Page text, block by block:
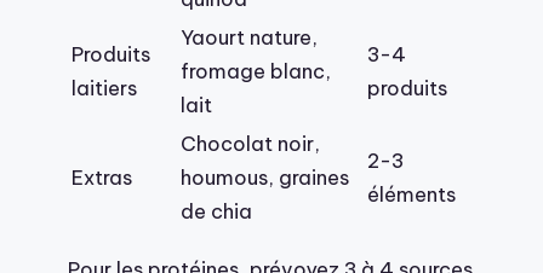
Produits
laitiers
Yaourt nature,
fromage blanc,
lait
3-4
produits
Extras
Chocolat noir,
houmous, graines
de chia
2-3
éléments